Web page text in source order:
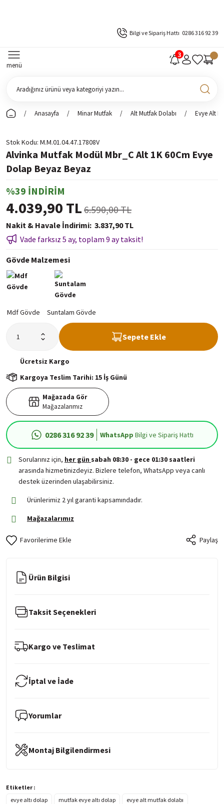
Bilgi ve Sipariş Hattı 0286 316 92 39
menü
Anasayfa Minar Mutfak Alt Mutfak Dolabı Evye Alt
Stok Kodu M.M.01.04.47.17808V
Alvinka Mutfak Modül Mbr_C Alt 1K 60Cm Evye
Dolap Beyaz Beyaz
%39 İNDİRİM
4.039,90 TL 6.590,00 TL
Nakit & Havale İndirimi 3.837,90 TL
Vade farksız 5 ay, toplam 9 ay taksit!
Gövde Malzemesi
Sepete Ekle
Ücretsiz Kargo
Kargoya Teslim Tarihi: 15 İş Günü
Mağazada Gör
Mağazalarımız
0286 316 92 39 WhatsApp Bilgi ve Sipariş Hattı
Sorularınız için, her gün sabah 08:30 - gece 01:30 saatleri
arasında hizmetinizdeyiz. Bizlere telefon, WhatsApp veya canlı
destek üzerinden ulaşabilirsiniz.
Ürünlerimiz 2 yıl garanti kapsamındadır.
Mağazalarımız
Paylaş
Ürün Bilgisi
Taksit Seçenekleri
Kargo ve Teslimat
İptal ve İade
Yorumlar
Montaj Bilgilendirmesi
Etiketler :
evye altı dolap
mutfak evye altı dolap
evye alt mutfak dolabı